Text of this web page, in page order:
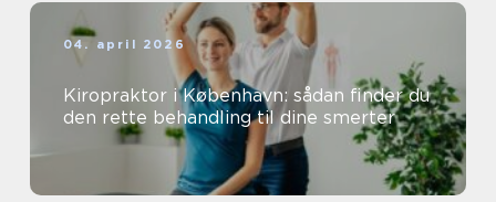
04. april 2026
Kiropraktor i København: sådan finder du
den rette behandling til dine smerter